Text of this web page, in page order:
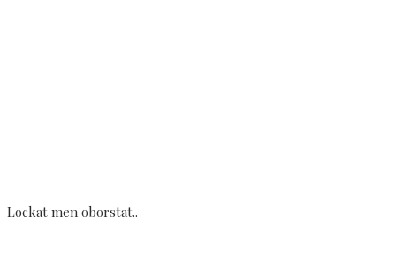
Lockat men oborstat..